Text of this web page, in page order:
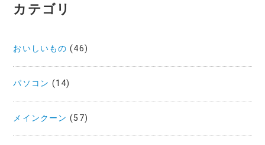
カテゴリ
おいしいもの (46)
パソコン (14)
メインクーン (57)